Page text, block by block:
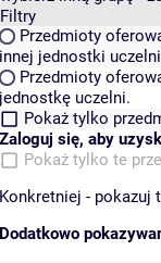
Filtry
Przedmioty
innej jednostki
Przedmioty
jednostkę uczelni.
Pokaż tylko
Zaloguj się, aby
Pokaż tylko te
Konkretniej - pokazuj
Dodatkowo